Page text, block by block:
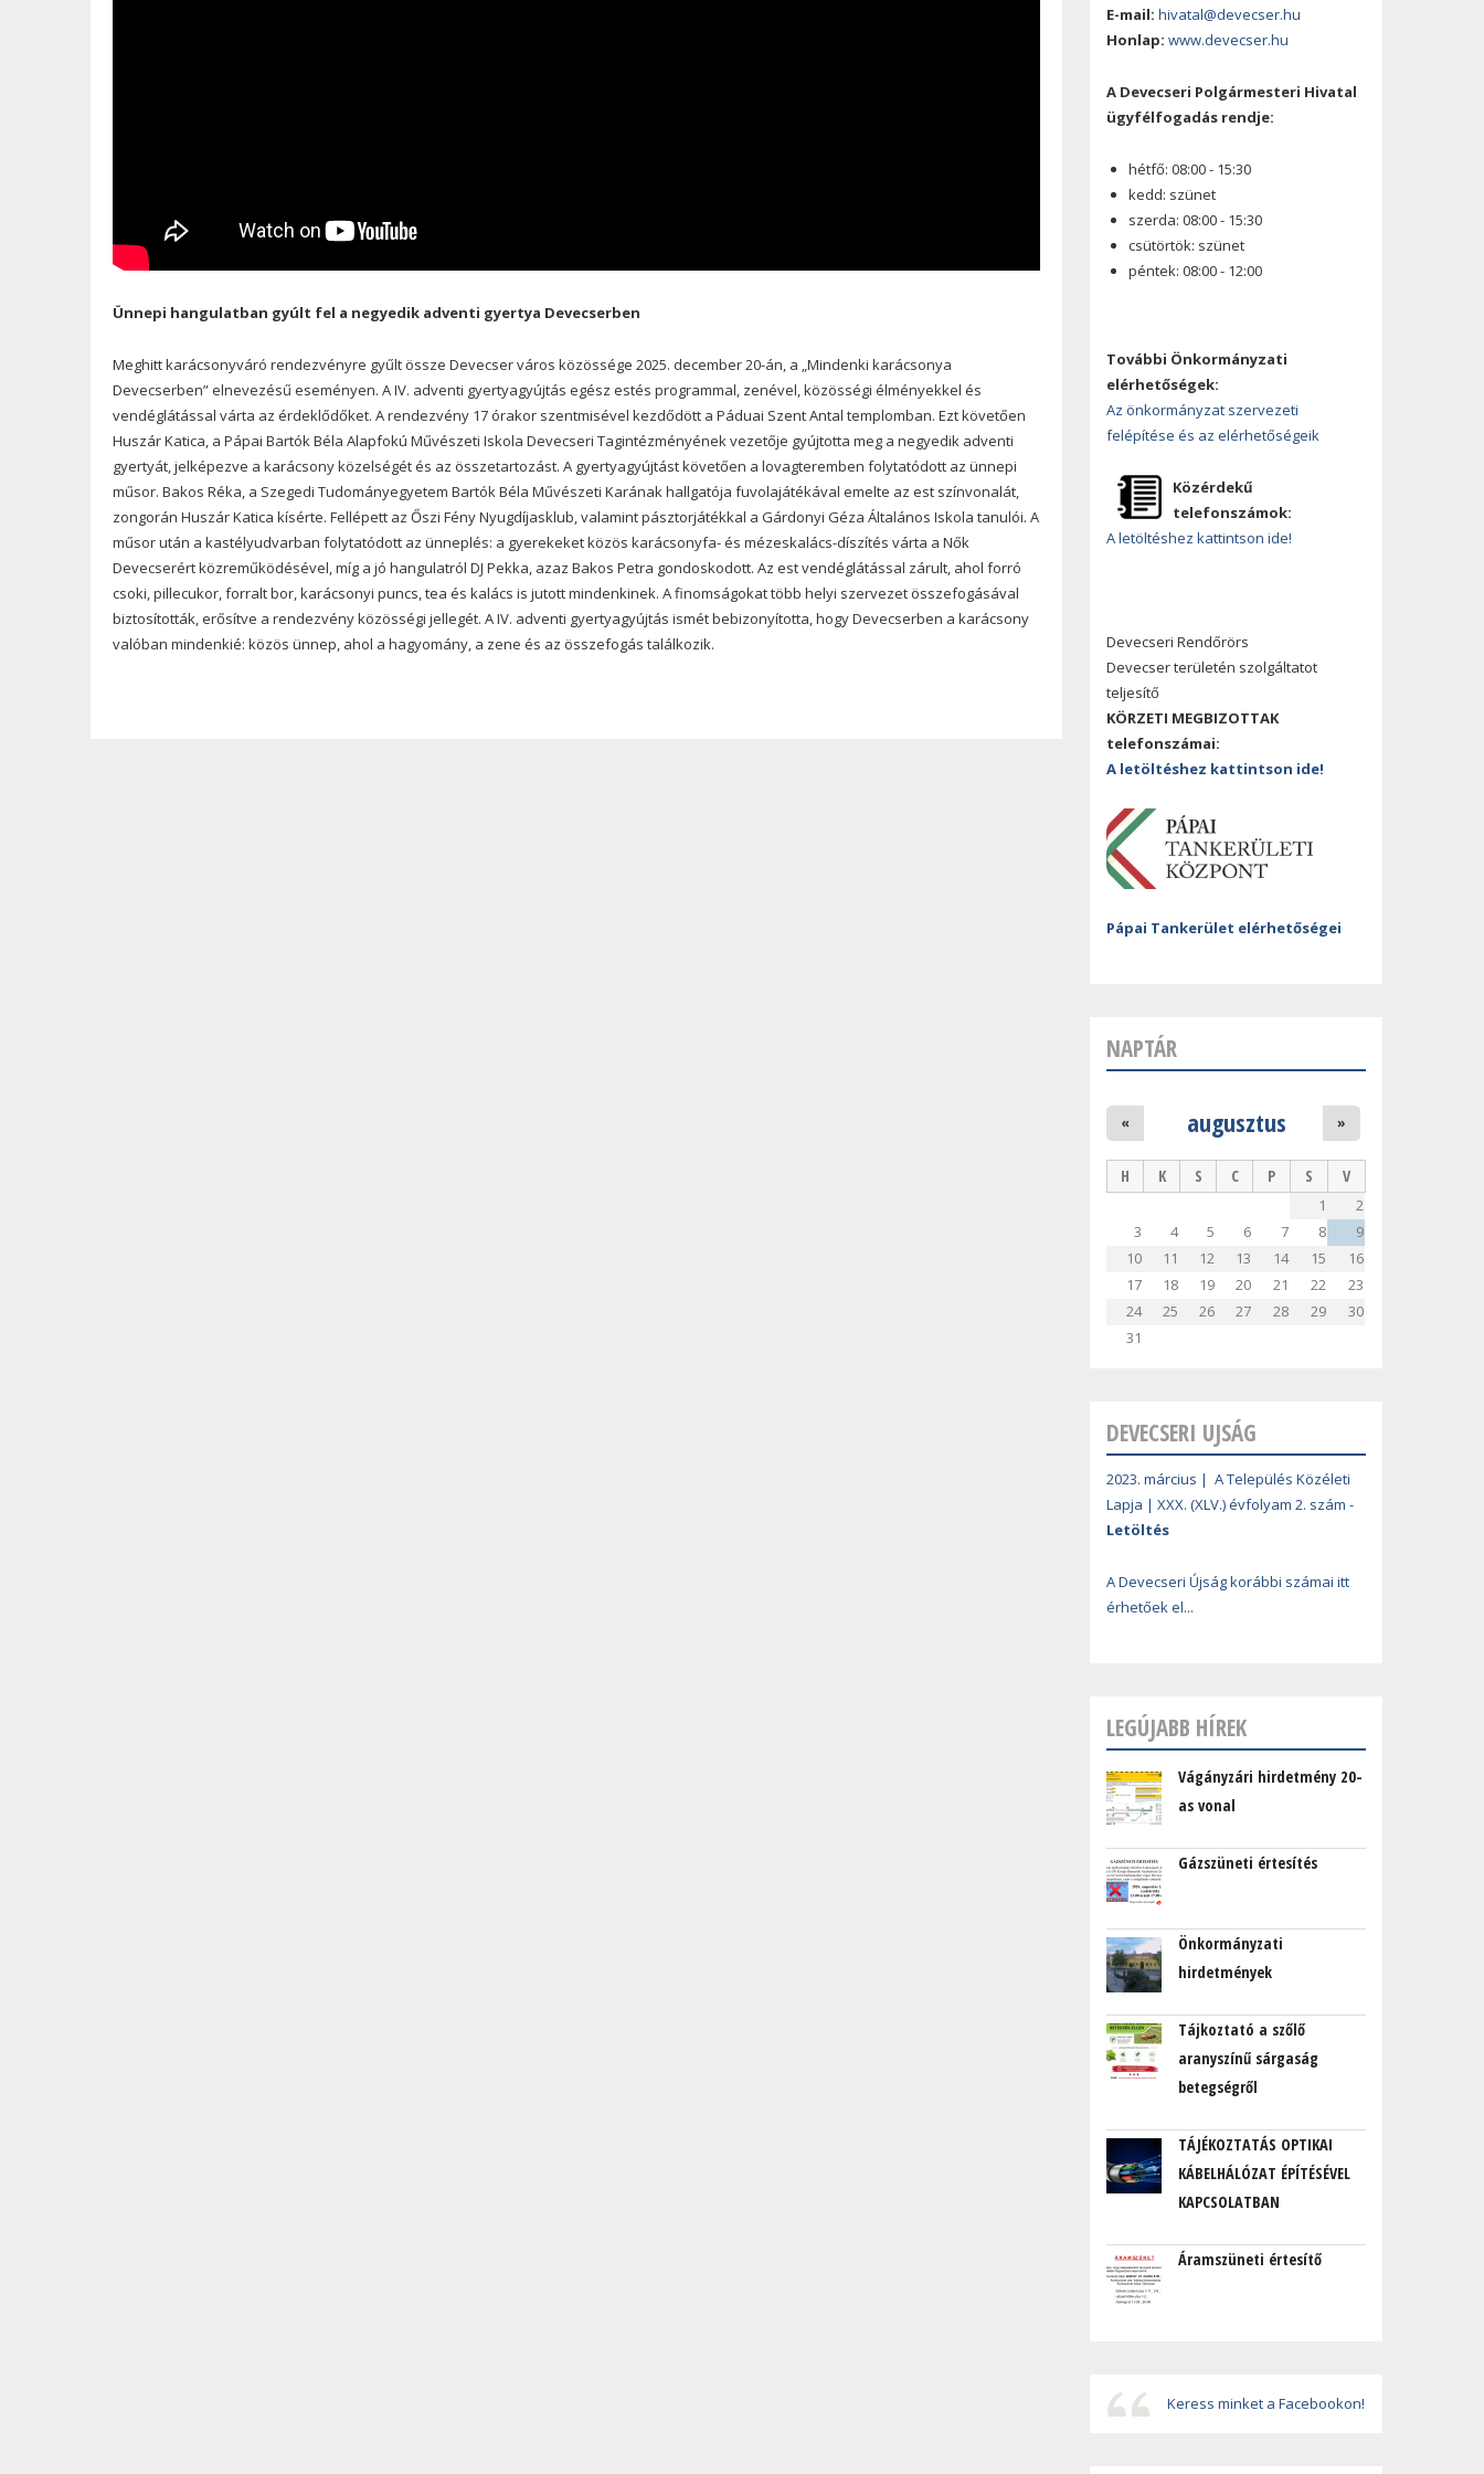
Ünnepi hangulatban gyúlt fel a negyedik adventi gyertya Devecserben
Meghitt karácsonyváró rendezvényre gyűlt össze Devecser város közössége 2025. december 20-án, a „Mindenki karácsonya
Devecserben” elnevezésű eseményen. A IV. adventi gyertyagyújtás egész estés programmal, zenével, közösségi élményekkel és
vendéglátással várta az érdeklődőket. A rendezvény 17 órakor szentmisével kezdődött a Páduai Szent Antal templomban. Ezt követően
Huszár Katica, a Pápai Bartók Béla Alapfokú Művészeti Iskola Devecseri Tagintézményének vezetője gyújtotta meg a negyedik adventi
gyertyát, jelképezve a karácsony közelségét és az összetartozást. A gyertyagyújtást követően a lovagteremben folytatódott az ünnepi
műsor. Bakos Réka, a Szegedi Tudományegyetem Bartók Béla Művészeti Karának hallgatója fuvolajátékával emelte az est színvonalát,
zongorán Huszár Katica kísérte. Fellépett az Őszi Fény Nyugdíjasklub, valamint pásztorjátékkal a Gárdonyi Géza Általános Iskola tanulói. A
műsor után a kastélyudvarban folytatódott az ünneplés: a gyerekeket közös karácsonyfa- és mézeskalács-díszítés várta a Nők
Devecserért közreműködésével, míg a jó hangulatról DJ Pekka, azaz Bakos Petra gondoskodott. Az est vendéglátással zárult, ahol forró
csoki, pillecukor, forralt bor, karácsonyi puncs, tea és kalács is jutott mindenkinek. A finomságokat több helyi szervezet összefogásával
biztosították, erősítve a rendezvény közösségi jellegét. A IV. adventi gyertyagyújtás ismét bebizonyította, hogy Devecserben a karácsony
valóban mindenkié: közös ünnep, ahol a hagyomány, a zene és az összefogás találkozik.
E-mail: hivatal@devecser.hu
Honlap: www.devecser.hu
A Devecseri Polgármesteri Hivatal
ügyfélfogadás rendje:
hétfő: 08:00 - 15:30
kedd: szünet
szerda: 08:00 - 15:30
csütörtök: szünet
péntek: 08:00 - 12:00
További Önkormányzati
elérhetőségek:
Az önkormányzat szervezeti
felépítése és az elérhetőségeik
Közérdekű
telefonszámok:
A letöltéshez kattintson ide!
Devecseri Rendőrörs
Devecser területén szolgáltatot
teljesítő
KÖRZETI MEGBIZOTTAK
telefonszámai:
A letöltéshez kattintson ide!
Pápai Tankerület elérhetőségei
NAPTÁR
augusztus
« »
H K S C P S V
1
2
3
4 5 6 7 8
9
10
11 12 13 14 15
16
17
18 19 20 21 22
23
24
25 26 27 28 29
30
31
DEVECSERI UJSÁG
2023. március | A Település Közéleti
Lapja | XXX. (XLV.) évfolyam 2. szám -
Letöltés
A Devecseri Újság korábbi számai itt
érhetőek el...
LEGÚJABB HÍREK
Vágányzári hirdetmény 20-
as vonal
Gázszüneti értesítés
Önkormányzati
hirdetmények
Tájkoztató a szőlő
aranyszínű sárgaság
betegségről
TÁJÉKOZTATÁS OPTIKAI
KÁBELHÁLÓZAT ÉPÍTÉSÉVEL
KAPCSOLATBAN
Áramszüneti értesítő
Keress minket a Facebookon!